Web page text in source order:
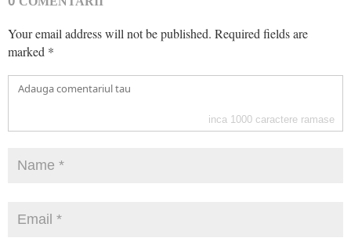
Your email address will not be published. Required fields are
marked *
inca 1000 caractere ramase